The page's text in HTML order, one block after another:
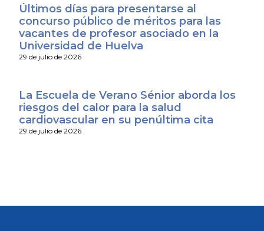
Últimos días para presentarse al
concurso público de méritos para las
vacantes de profesor asociado en la
Universidad de Huelva
29 de julio de 2026
La Escuela de Verano Sénior aborda los
riesgos del calor para la salud
cardiovascular en su penúltima cita
29 de julio de 2026